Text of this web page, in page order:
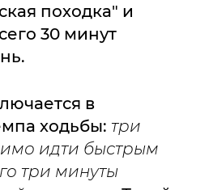
походка" и
30 минут
в
ходьбы: три
идти быстрым
три минуты